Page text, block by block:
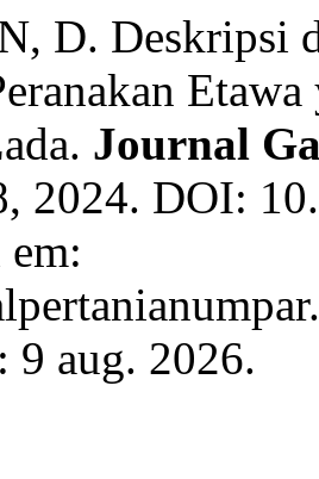
D. Deskripsi
Journal
2024. DOI:
9 aug. 2026.